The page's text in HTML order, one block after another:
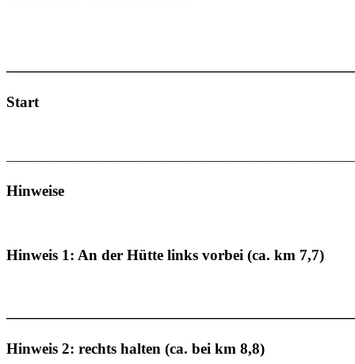
Start
Hinweise
Hinweis 1: An der Hütte links vorbei (ca. km 7,7)
Hinweis 2: rechts halten (ca. bei km 8,8)